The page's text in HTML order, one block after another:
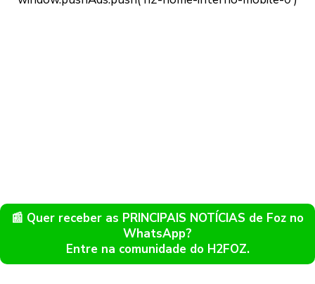
📰 Quer receber as PRINCIPAIS NOTÍCIAS de Foz no
WhatsApp?
Entre na comunidade do H2FOZ.